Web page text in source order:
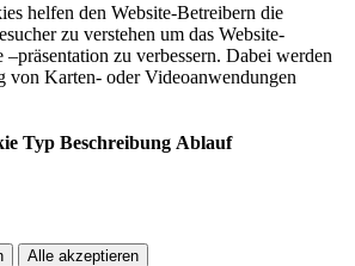
helfen den Website-Betreibern die
zu verstehen um das Website-
zu verbessern. Dabei werden
von Karten- oder Videoanwendungen
Typ Beschreibung Ablauf
Alle akzeptieren